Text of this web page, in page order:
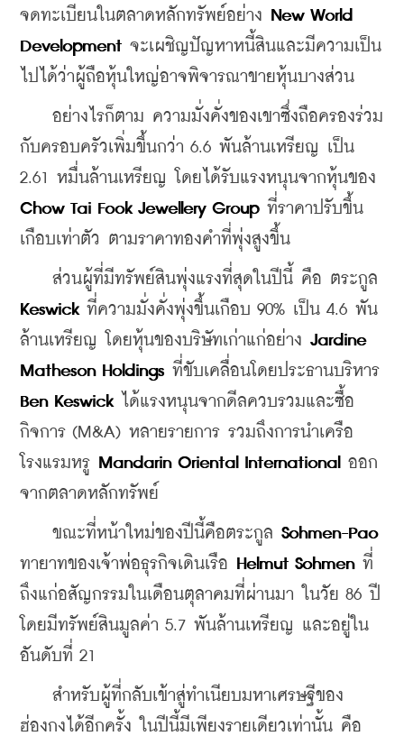
จดทะเบียนในตลาดหลักทรัพย์อย่าง
New World
Development จะเผชิญปัญหาหนี้สินและมีความเป็น
ไปได้ว่าผู้ถือหุ้นใหญ่อาจพิจารณาขายหุ้นบางส่วน
อย่างไรก็ตาม ความมั่งคั่งของเขาซึ่งถือครองร่วม
กับครอบครัวเพิ่มขึ้นกว่า 6.6 พันล้านเหรียญ เป็น
Chow Tai Fook Jewellery Group ที่ราคาปรับขึ้น
เกือบเท่าตัว ตามราคาทองคำที่พุ่งสูงขึ้น
Keswick ที่ความมั่งคั่งพุ่งขึ้นเกือบ 90% เป็น 4.6 พัน
ล้านเหรียญ โดยหุ้นของบริษัทเก่าแก่อย่าง Jardine
Matheson Holdings
Ben Keswick ได้แรงหนุนจากดีลควบรวมและซื้อ
กิจการ (M&A) หลายรายการ รวมถึงการนำเครือ
โรงแรมหรู
Mandarin Oriental International
ออก
จากตลาดหลักทรัพย์
ขณะที่หน้าใหม่ของปีนี้คือตระกูล Sohmen-Pao
ทายาทของเจ้าพ่อธุรกิจเดินเรือ
Helmut Sohmen ที่
ถึงแก่อสัญกรรมในเดือนตุลาคมที่ผ่านมา ในวัย 86 ปี
โดยมีทรัพย์สินมูลค่า 5.7 พันล้านเหรียญ และอยู่ใน
อันดับที่ 21
สำหรับผู้ที่กลับเข้าสู่ทำเนียบมหาเศรษฐีของ